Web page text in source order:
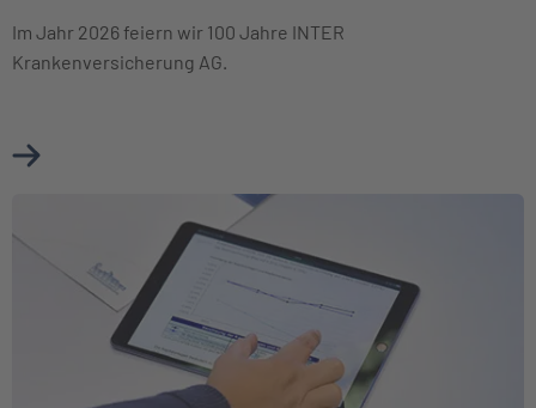
Im Jahr 2026 feiern wir 100 Jahre INTER
Krankenversicherung AG.
Mehr über Unternehmensprofil erfahren